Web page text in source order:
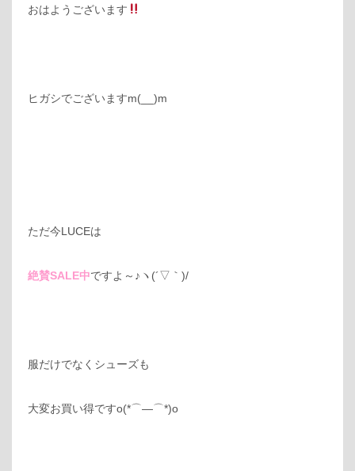
おはようございます
ヒガシでございますm(__)m
ただ今LUCEは
絶賛SALE中ですよ～♪ヽ(´▽｀)/
服だけでなくシューズも
大変お買い得ですo(*⌒―⌒*)o